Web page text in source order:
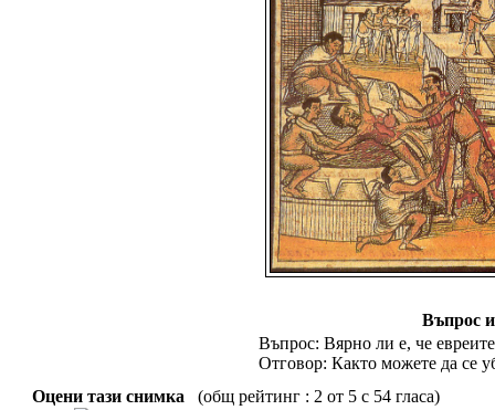
Въпрос
Въпрос: Вярно ли е, че
Отговор: Както можете да се
Оцени тази снимка
(общ рейтинг : 2 от 5 с 54 гласа)